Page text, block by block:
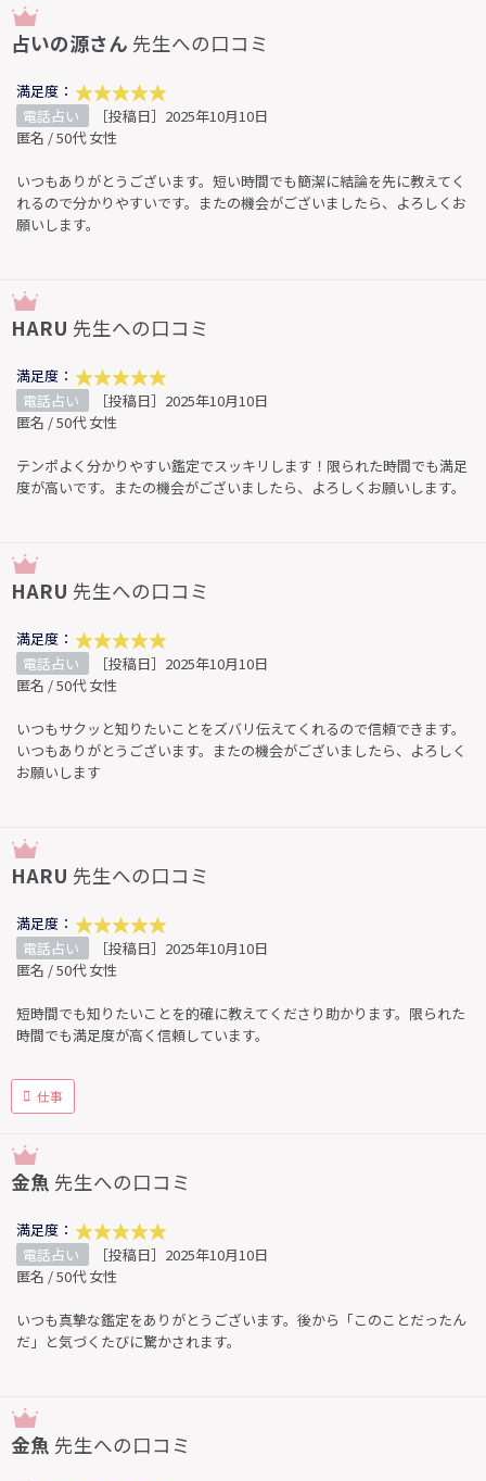
占いの源さん 先生への口コミ
満足度：
電話占い
［投稿日］2025年10月10日
匿名 / 50代 女性
いつもありがとうございます。短い時間でも簡潔に結論を先に教えてく
れるので分かりやすいです。またの機会がございましたら、よろしくお
願いします。
HARU 先生への口コミ
満足度：
電話占い
［投稿日］2025年10月10日
匿名 / 50代 女性
テンポよく分かりやすい鑑定でスッキリします！限られた時間でも満足
度が高いです。またの機会がございましたら、よろしくお願いします。
HARU 先生への口コミ
満足度：
電話占い
［投稿日］2025年10月10日
匿名 / 50代 女性
いつもサクッと知りたいことをズバリ伝えてくれるので信頼できます。
いつもありがとうございます。またの機会がございましたら、よろしく
お願いします
HARU 先生への口コミ
満足度：
電話占い
［投稿日］2025年10月10日
匿名 / 50代 女性
短時間でも知りたいことを的確に教えてくださり助かります。限られた
時間でも満足度が高く信頼しています。
仕事
金魚 先生への口コミ
満足度：
電話占い
［投稿日］2025年10月10日
匿名 / 50代 女性
いつも真摯な鑑定をありがとうございます。後から「このことだったん
だ」と気づくたびに驚かされます。
金魚 先生への口コミ